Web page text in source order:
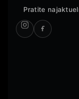
Pratite